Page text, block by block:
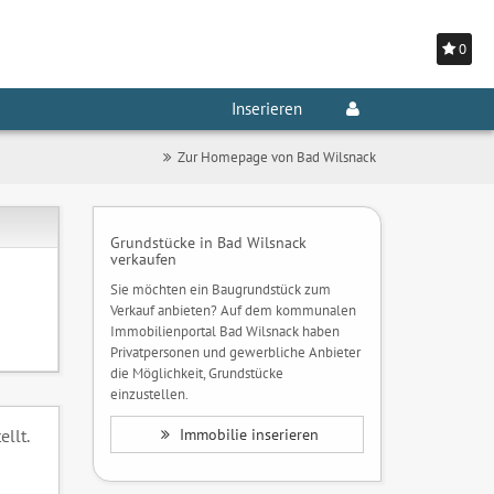
0
Inserieren
Zur Homepage von Bad Wilsnack
Grundstücke in Bad Wilsnack
verkaufen
Sie möchten ein Baugrundstück zum
Verkauf anbieten? Auf dem kommunalen
Immobilienportal Bad Wilsnack haben
Privatpersonen und gewerbliche Anbieter
die Möglichkeit, Grundstücke
einzustellen.
Immobilie inserieren